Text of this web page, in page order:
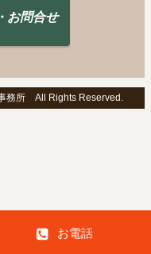
お問合せ
務所 All Rights Reserved.
お電話